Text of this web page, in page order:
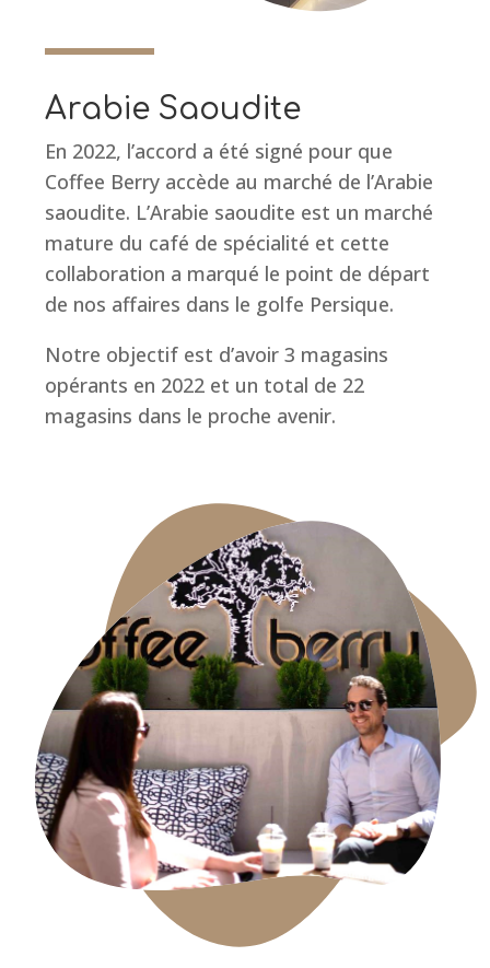
Arabie Saoudite
En 2022, l’accord a été signé pour que
Coffee Berry accède au marché de l’Arabie
saoudite. L’Arabie saoudite est un marché
mature du café de spécialité et cette
collaboration a marqué le point de départ
de nos affaires dans le golfe Persique.
Notre objectif est d’avoir 3 magasins
opérants en 2022 et un total de 22
magasins dans le proche avenir.